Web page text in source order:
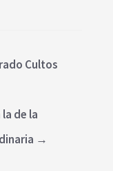
Cultos
de la
→